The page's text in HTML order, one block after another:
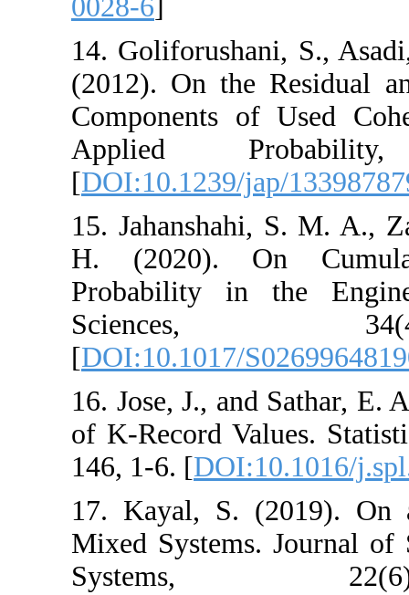
14.
(2012). On the
Components of
Applied
[DOI:10.1239/
15. Jahanshahi,
H. (2020). On
Probability in
[DOI:10.1017/
16. Jose, J., and
of K-Record
146, 1-6. [
17. Kayal, S.
Mixed Systems.